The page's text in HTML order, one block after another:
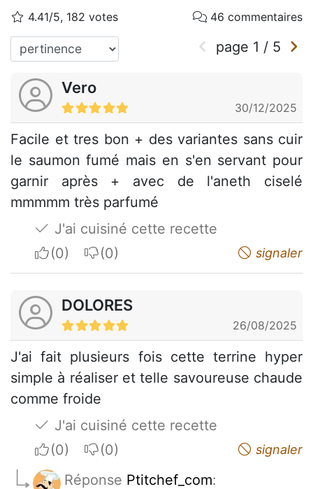
4.41/5, 182 votes 46 commentaires
page 1 / 5
Vero
30/12/2025
Facile et tres bon + des variantes sans cuir
le saumon fumé mais en s'en servant pour
garnir après + avec de l'aneth ciselé
mmmmm très parfumé
J'ai cuisiné cette recette
I apreciateI do not appreciate signaler
DOLORES
26/08/2025
J'ai fait plusieurs fois cette terrine hyper
simple à réaliser et telle savoureuse chaude
comme froide
J'ai cuisiné cette recette
I apreciateI do not appreciate signaler
Réponse Ptitchef_com: